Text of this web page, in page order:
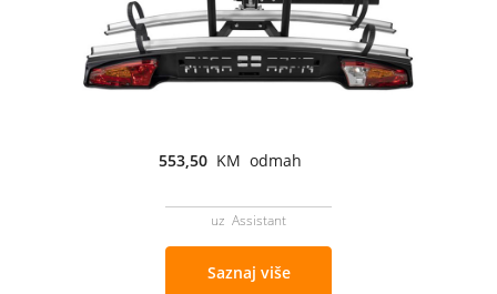
553,50 KM odmah
uz Assistant
Saznaj više